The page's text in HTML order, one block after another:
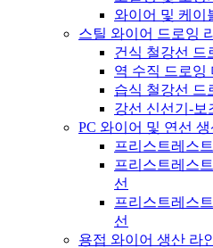
와이어 및 케이
스틸 와이어 드로잉
건식 철강선 드
역 수직 드로잉
습식 철강선 드
강선 신선기-보
PC 와이어 및 연선 생
프리스트레스
프리스트레스
선
프리스트레스
선
용접 와이어 생산 라